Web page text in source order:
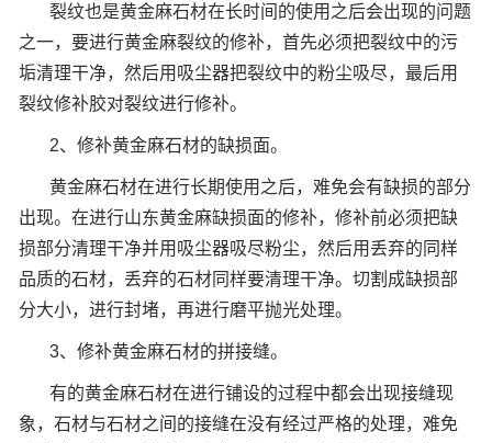
裂纹也是黄金麻石材在长时间的使用之后会出现的问题
之一，要进行黄金麻裂纹的修补，首先必须把裂纹中的污
垢清理干净，然后用吸尘器把裂纹中的粉尘吸尽，最后用
裂纹修补胶对裂纹进行修补。
2、修补黄金麻石材的缺损面。
黄金麻石材在进行长期使用之后，难免会有缺损的部分
出现。在进行山东黄金麻缺损面的修补，修补前必须把缺
损部分清理干净并用吸尘器吸尽粉尘，然后用丢弃的同样
品质的石材，丢弃的石材同样要清理干净。切割成缺损部
分大小，进行封堵，再进行磨平抛光处理。
3、修补黄金麻石材的拼接缝。
有的黄金麻石材在进行铺设的过程中都会出现接缝现
象，石材与石材之间的接缝在没有经过严格的处理，难免